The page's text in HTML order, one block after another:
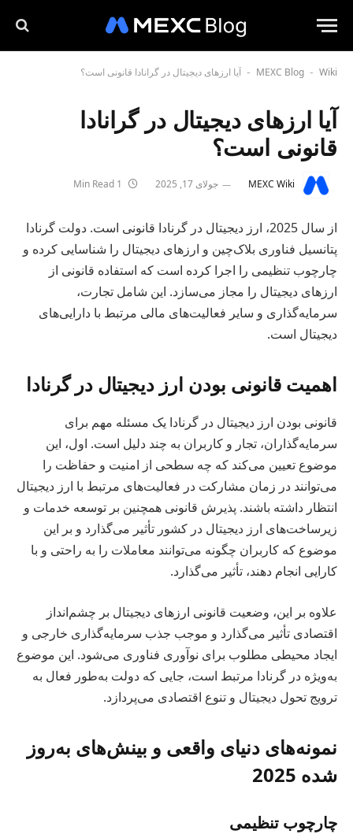
MEXC Blog - Wiki
- آیا ارزهای دیجیتال در گرانادا قانونی است؟
آیا ارزهای دیجیتال در گرانادا
قانونی است؟
MEXC Wiki جولای 17, 2025
از سال 2025، ارز دیجیتال در گرنادا قانونی است. دولت گرنادا
پتانسیل فناوری بلاک‌چین و ارزهای دیجیتال را شناسایی کرده و
چارچوب تنظیمی را اجرا کرده است که استفاده قانونی از
ارزهای دیجیتال را مجاز می‌سازد. این شامل تجارت،
سرمایه‌گذاری و سایر فعالیت‌های مالی مرتبط با دارایی‌های
دیجیتال است.
اهمیت قانونی بودن ارز دیجیتال در گرنادا
قانونی بودن ارز دیجیتال در گرنادا یک مسئله مهم برای
سرمایه‌گذاران، تجار و کاربران به چند دلیل است. اول، این
موضوع تعیین می‌کند که چه سطحی از امنیت و حفاظت را
می‌توانند در زمان مشارکت در فعالیت‌های مرتبط با ارز دیجیتال
انتظار داشته باشند. پذیرش قانونی همچنین بر توسعه خدمات و
زیرساخت‌های ارز دیجیتال در کشور تأثیر می‌گذارد و بر این
موضوع که کاربران چگونه می‌توانند معاملات را به راحتی و با
کارایی انجام دهند، تأثیر می‌گذارد.
علاوه بر این، وضعیت قانونی ارزهای دیجیتال بر چشم‌انداز
اقتصادی تأثیر می‌گذارد و موجب جذب سرمایه‌گذاری خارجی و
ایجاد محیطی مطلوب برای نوآوری فناوری می‌شود. این موضوع
به‌ویژه در گرنادا مرتبط است، جایی که دولت به‌طور فعال به
ترویج تحول دیجیتال و تنوع اقتصادی می‌پردازد.
نمونه‌های دنیای واقعی و بینش‌های به‌روز
شده 2025
چارچوب تنظیمی